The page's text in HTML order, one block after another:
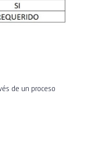
de un proceso